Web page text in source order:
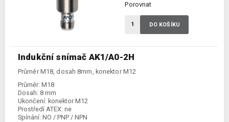
Indukční snímač AK1/A0-2H
Průměr M18, dosah 8mm, konektor M12
Průměr: M18
Dosah: 8 mm
Ukončení: konektor M12
Prostředí ATEX: ne
Spínání: NO / PNP / NPN
Porovnat
DO KOŠÍKU